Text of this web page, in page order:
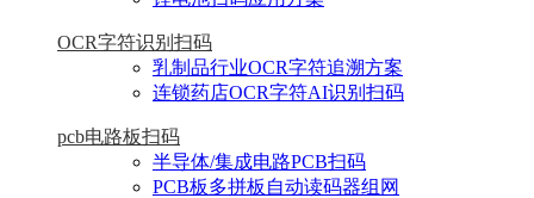
OCR字符识别扫码
乳制品行业OCR字符追溯方案
连锁药店OCR字符AI识别扫码
pcb电路板扫码
半导体/集成电路PCB扫码
PCB板多拼板自动读码器组网